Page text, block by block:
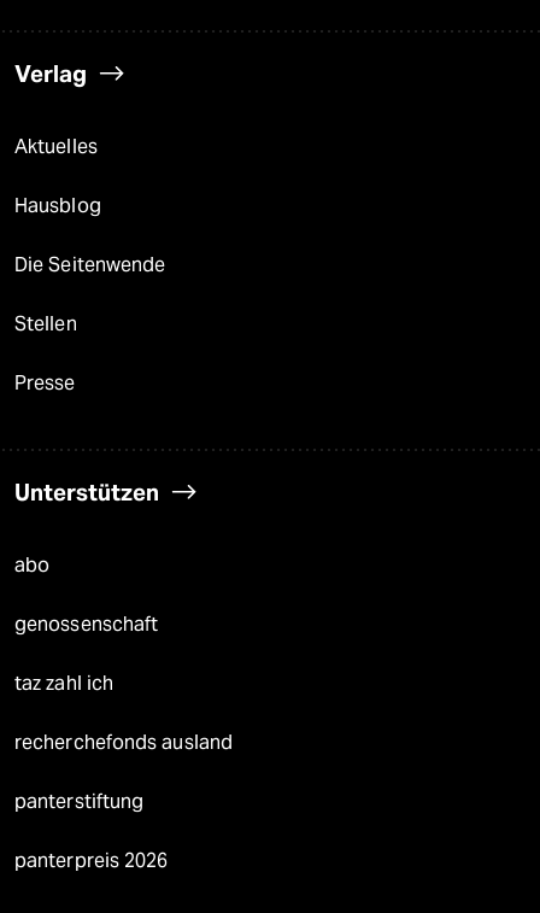
Verlag
Aktuelles
Hausblog
Die Seitenwende
Stellen
Presse
Unterstützen
abo
genossenschaft
taz zahl ich
recherchefonds ausland
panterstiftung
panterpreis 2026